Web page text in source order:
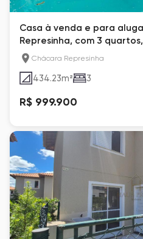
Casa à venda e para
Represinha, com 3
Chácara Represinha
434.23m² 3
R$ 999.900